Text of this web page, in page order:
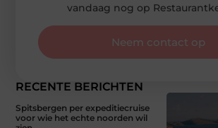
RECENTE BERICHTEN
Spitsbergen per expeditiecruise
voor wie het echte noorden wil
vandaag nog op
Neem contact op